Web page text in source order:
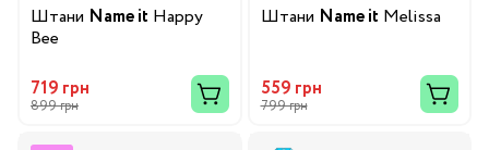
Штани Name it Happy
Bee
719 грн
899 грн
Штани Name it Melissa
559 грн
799 грн